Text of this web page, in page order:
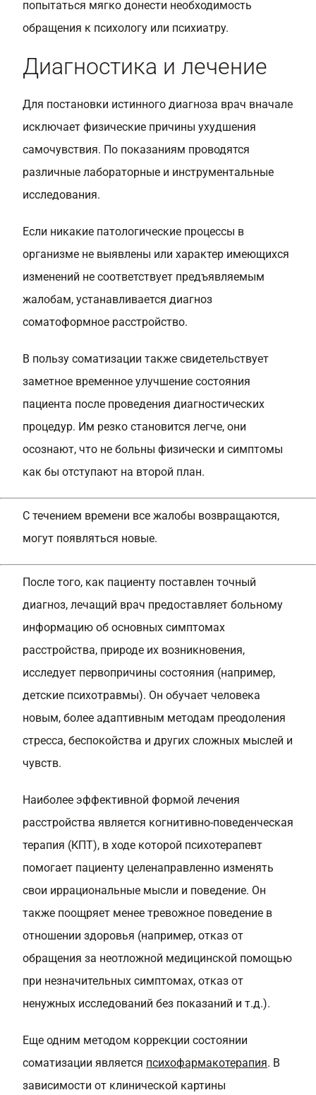
попытаться мягко донести необходимость
обращения к психологу или психиатру.
Диагностика и лечение
Для постановки истинного диагноза врач вначале
исключает физические причины ухудшения
самочувствия. По показаниям проводятся
различные лабораторные и инструментальные
исследования.
Если никакие патологические процессы в
организме не выявлены или характер имеющихся
изменений не соответствует предъявляемым
жалобам, устанавливается диагноз
соматоформное расстройство.
В пользу соматизации также свидетельствует
заметное временное улучшение состояния
пациента после проведения диагностических
процедур. Им резко становится легче, они
осознают, что не больны физически и симптомы
как бы отступают на второй план.
С течением времени все жалобы возвращаются,
могут появляться новые.
После того, как пациенту поставлен точный
диагноз, лечащий врач предоставляет больному
информацию об основных симптомах
расстройства, природе их возникновения,
исследует первопричины состояния (например,
детские психотравмы). Он обучает человека
новым, более адаптивным методам преодоления
стресса, беспокойства и других сложных мыслей и
чувств.
Наиболее эффективной формой лечения
расстройства является когнитивно-поведенческая
терапия (КПТ), в ходе которой психотерапевт
помогает пациенту целенаправленно изменять
свои иррациональные мысли и поведение. Он
также поощряет менее тревожное поведение в
отношении здоровья (например, отказ от
обращения за неотложной медицинской помощью
при незначительных симптомах, отказ от
ненужных исследований без показаний и т.д.).
Еще одним методом коррекции состоянии
соматизации является психофармакотерапия. В
зависимости от клинической картины